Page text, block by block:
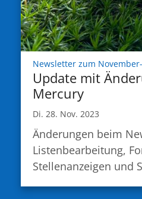
Newsletter zum
Update mit
Mercury
Di. 28. Nov. 2023
Änderungen beim
Listenbearbeitung,
Stellenanzeigen und